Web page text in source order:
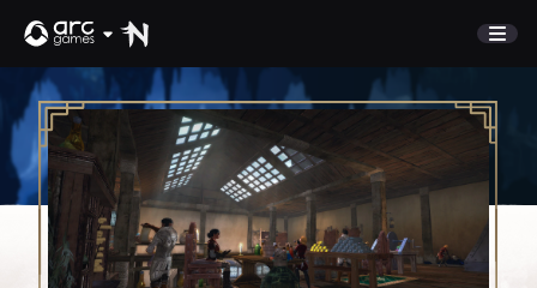
MARKTPLATZ
COMMUNITY
Freunde anwerben
Discord
NEUIGKEITEN
KUNDENSERVICE